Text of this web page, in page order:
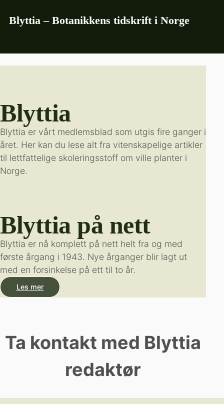
Blyttia – Botanikkens tidskrift i Norge
Blyttia
Blyttia er vårt medlemsblad som utgis fire ganger i
året. Her kan du lese alt fra vitenskapelige artikler
til lettfattelige skoleringsstoff om ville planter i
Norge.
Blyttia på nett
Blyttia er nå komplett på nett helt fra og med
første årgang i 1943. Nye årganger blir lagt ut
med en forsinkelse på ett til to år.
Les mer
Ta kontakt med Blyttia
redaktør